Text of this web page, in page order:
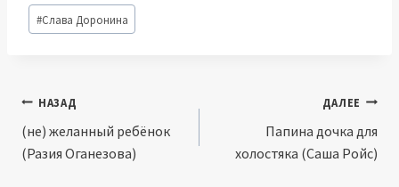
Метки
записи:
#Слава Доронина
Навигация
по
НАЗАД
(не) желанный ребёнок
(Разия Оганезова)
ДАЛЕЕ
Папина дочка для
холостяка (Саша Ройс)